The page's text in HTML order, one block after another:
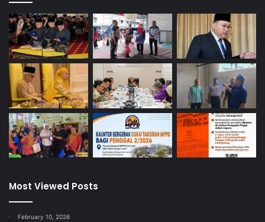
Most Viewed Posts
February 10, 2026